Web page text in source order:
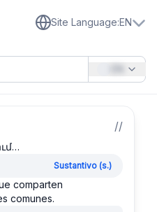
Site Language:EN
//
Sustantivo (s.)
comparten
comunes.